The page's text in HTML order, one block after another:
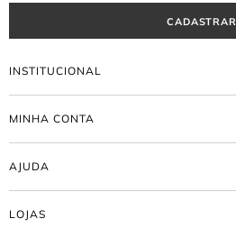
CADASTRAR
INSTITUCIONAL
LOJAS
ATACADO
BLOG AGILITÁ
MINHA CONTA
MINHA CONTA
TROCA E DEVOLUÇÃO
WISHLIST
AJUDA
FORMA DE PAGAMENTO
LOJAS